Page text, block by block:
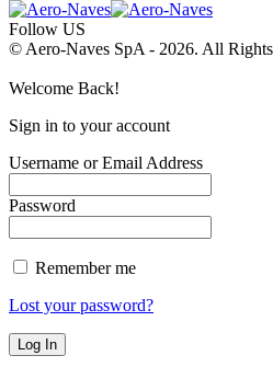
Follow US
© Aero-Naves SpA - 2026. All Rights
Welcome Back!
Sign in to your account
Username or Email Address
Password
Remember me
Lost your password?